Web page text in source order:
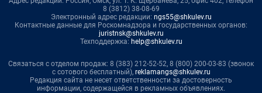
8 (3812) 38-08-69
Электронный адрес редакции: ngs55@shkulev.ru
Контактные данные для Роскомнадзора и государственных органов:
juristnsk@shkulev.ru
Техподдержка: help@shkulev.ru
Связаться с отделом продаж: 8 (383) 212-52-52, 8 (800) 200-03-83 (звонок
с сотового бесплатный), reklamangs@shkulev.ru
Редакция сайта не несет ответственности за достоверность
информации, содержащейся в рекламных объявлениях.